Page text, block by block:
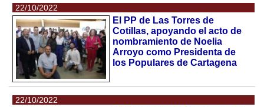
22/10/2022
El PP de Las Torres de
Cotillas, apoyando el acto de
nombramiento de Noelia
Arroyo como Presidenta de
los Populares de Cartagena
22/10/2022